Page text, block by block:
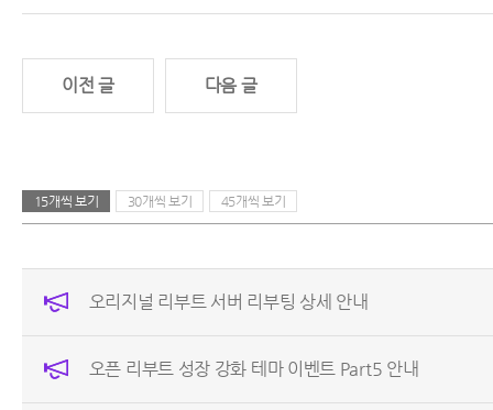
이전 글 다음 글
15개씩 보기 30개씩 보기 45개씩 보기
오리지널 리부트 서버 리부팅 상세 안내
오픈 리부트 성장 강화 테마 이벤트 Part5 안내